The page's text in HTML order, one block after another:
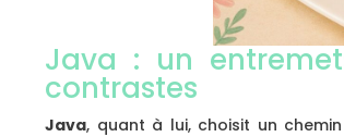
Java : un
contrastes
Java, quant à lui, choisit un